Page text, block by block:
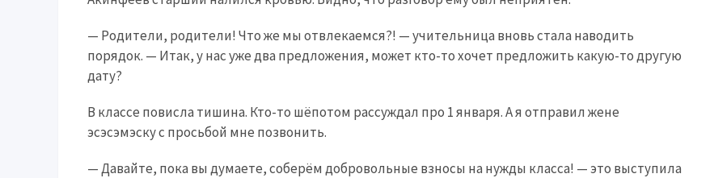
— Родители, родители! Что же мы отвлекаемся?! — учительница вновь стала наводить
порядок. — Итак, у нас уже два предложения, может кто-то хочет предложить какую-то другую
дату?
В классе повисла тишина. Кто-то шёпотом рассуждал про 1 января. А я отправил жене
эсэсэмэску с просьбой мне позвонить.
— Давайте, пока вы думаете, соберём добровольные взносы на нужды класса! — это выступила